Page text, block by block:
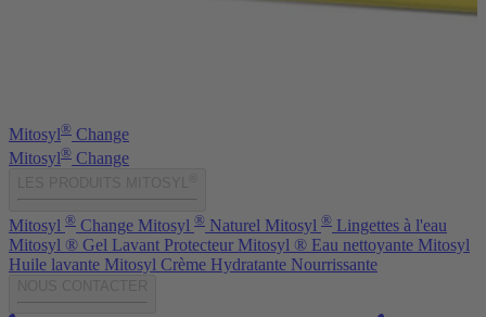
Mitosyl® Change
Mitosyl® Change
Mitosyl ® Change Mitosyl ® Naturel Mitosyl ® Lingettes à l'eau
Mitosyl ® Gel Lavant Protecteur Mitosyl ® Eau nettoyante Mitosyl
Huile lavante Mitosyl Crème Hydratante Nourrissante